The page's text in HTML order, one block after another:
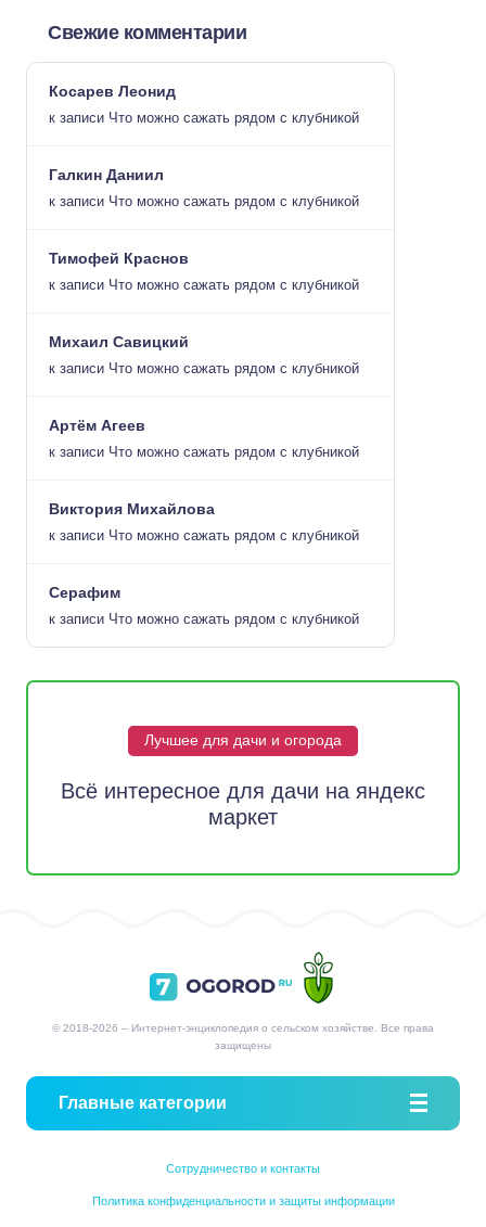
Свежие комментарии
Косарев Леонид
к записи Что можно сажать рядом с клубникой
Галкин Даниил
к записи Что можно сажать рядом с клубникой
Тимофей Краснов
к записи Что можно сажать рядом с клубникой
Михаил Савицкий
к записи Что можно сажать рядом с клубникой
Артём Агеев
к записи Что можно сажать рядом с клубникой
Виктория Михайлова
к записи Что можно сажать рядом с клубникой
Серафим
к записи Что можно сажать рядом с клубникой
Лучшее для дачи и огорода
Всё интересное для дачи на яндекс
маркет
© 2018-2026 – Интернет-энциклопедия о сельском хозяйстве. Все права
защищены
Главные категории
Сотрудничество и контакты
Политика конфиденциальности и защиты информации